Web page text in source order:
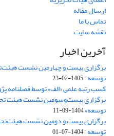
ارسال مقاله
تماس با ما
نقشه سایت
آخرین اخبار
برگزاری بیست و چهارمین نشست
توسعه"1405-02-23
کسب رتبه علمی «الف» توسط فصلنامه
برگزاری بیست‌وسومین نشست هیئت‌
توسعه»1404-09-11
برگزاری بیست و دومین نشست
توسعه"1404-07-01